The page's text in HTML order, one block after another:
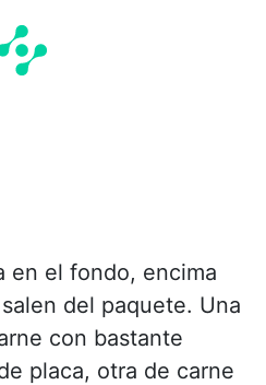
en el fondo, encima
del paquete. Una
con bastante
placa, otra de carne